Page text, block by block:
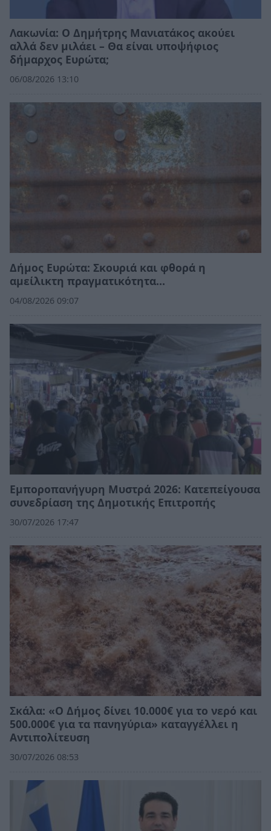
Λακωνία: Ο Δημήτρης Μανιατάκος ακούει
αλλά δεν μιλάει – Θα είναι υποψήφιος
δήμαρχος Ευρώτα;
06/08/2026 13:10
Δήμος Ευρώτα: Σκουριά και φθορά η
αμείλικτη πραγματικότητα…
04/08/2026 09:07
Εμποροπανήγυρη Μυστρά 2026: Κατεπείγουσα
συνεδρίαση της Δημοτικής Επιτροπής
30/07/2026 17:47
Σκάλα: «Ο Δήμος δίνει 10.000€ για το νερό και
500.000€ για τα πανηγύρια» καταγγέλλει η
Αντιπολίτευση
30/07/2026 08:53